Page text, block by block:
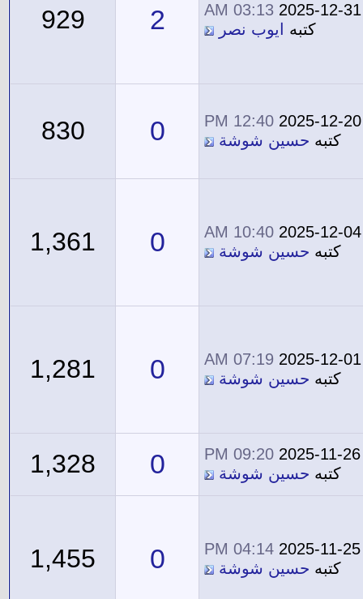
2025-12-31
03:13 AM
كتبه
ايوب نصر 2
929
2025-12-20
12:40 PM
كتبه حسين شوشة 0
830
2025-12-04
10:40 AM
كتبه حسين شوشة 0
1,361
2025-12-01
07:19 AM
كتبه حسين شوشة 0
1,281
2025-11-26
09:20 PM
كتبه حسين شوشة 0
1,328
2025-11-25
04:14 PM
كتبه حسين شوشة 0
1,455